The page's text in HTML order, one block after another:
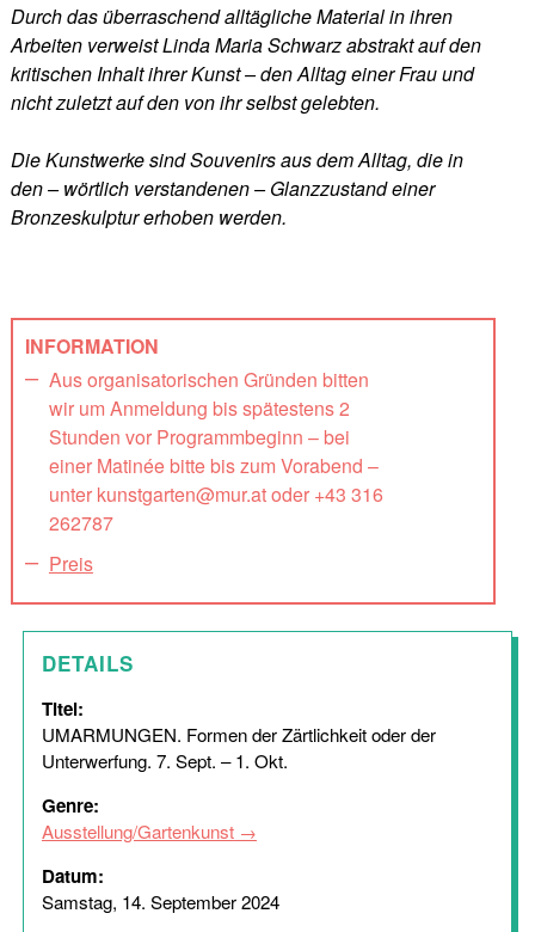
Durch das überraschend alltägliche Material in ihren
Arbeiten verweist Linda Maria Schwarz abstrakt auf den
kritischen Inhalt ihrer Kunst – den Alltag einer Frau und
nicht zuletzt auf den von ihr selbst gelebten.
Die Kunstwerke sind Souvenirs aus dem Alltag, die in
den – wörtlich verstandenen – Glanzzustand einer
Bronzeskulptur erhoben werden.
INFORMATION
Aus organisatorischen Gründen bitten
wir um Anmeldung bis spätestens 2
Stunden vor Programmbeginn – bei
einer Matinée bitte bis zum Vorabend –
unter kunstgarten@mur.at oder +43 316
262787
Preis
DETAILS
Titel:
UMARMUNGEN. Formen der Zärtlichkeit oder der
Unterwerfung. 7. Sept. – 1. Okt.
Genre:
Ausstellung/Gartenkunst
Datum:
Samstag, 14. September 2024